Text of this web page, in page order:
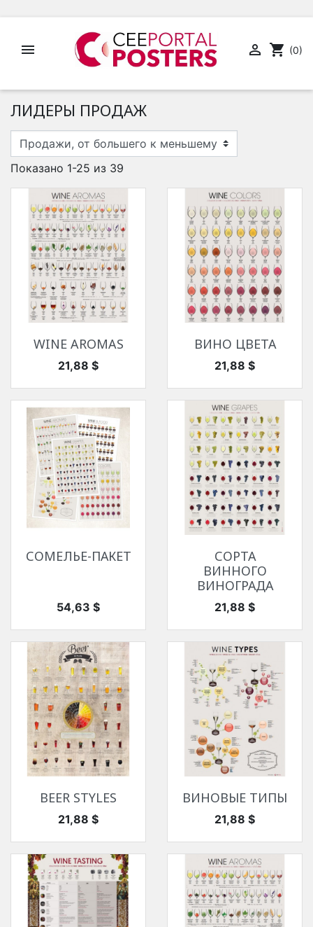
  shopping_cart (0)
ЛИДЕРЫ ПРОДАЖ
Показано 1-25 из 39
WINE AROMAS
Цена
21,88 $
ВИНО ЦВЕТА
Цена
21,88 $
СОМЕЛЬЕ-ПАКЕТ
Цена
54,63 $
СОРТА
ВИННОГО
ВИНОГРАДА
Цена
21,88 $
BEER STYLES
Цена
21,88 $
ВИНОВЫЕ ТИПЫ
Цена
21,88 $